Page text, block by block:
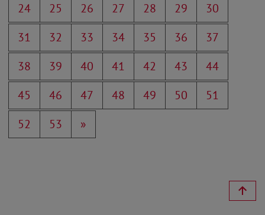
24
25 26 27 28 29
30
31
32 33 34 35 36
37
38
39 40 41 42 43
44
45
46 47 48 49 50
51
52
53 »